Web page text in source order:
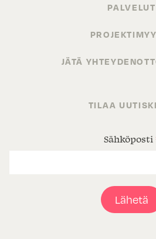
PALVELUT
JÄTÄ
TILAA
Sähköposti
Lähetä